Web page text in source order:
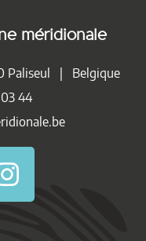
méridionale
Paliseul | Belgique
44